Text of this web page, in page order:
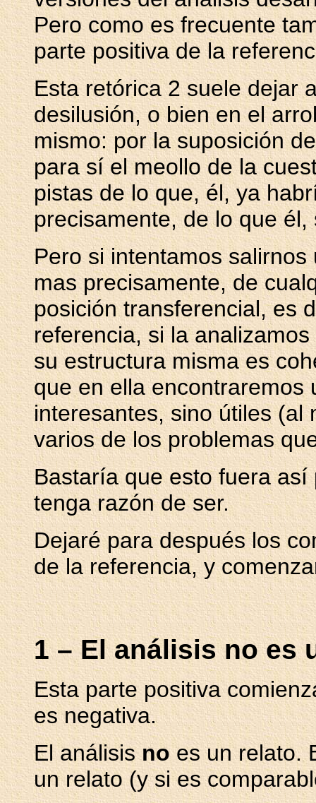
Pero como es frecuente
parte positiva de la
Esta retórica 2 suele dejar
desilusión, o bien en el
mismo: por la suposición
para sí el meollo de la
pistas de lo que, él, ya
precisamente, de lo que
Pero si intentamos
mas precisamente, de
posición transferencial, es
referencia, si la
su estructura misma es
que en ella encontraremos
interesantes, sino útiles (al
varios de los problemas
Bastaría que esto fuera
tenga razón de ser.
Dejaré para después los
de la referencia, y
1 – El análisis no es
Esta parte positiva
es negativa.
El análisisnoes un relato.
un relato (y si es